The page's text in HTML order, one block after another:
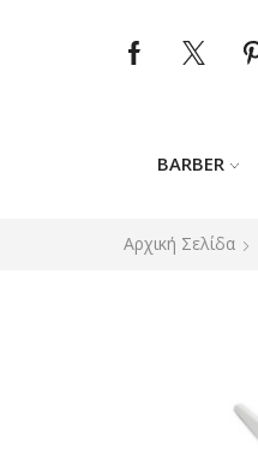
BARBER
Αρχική Σελίδα